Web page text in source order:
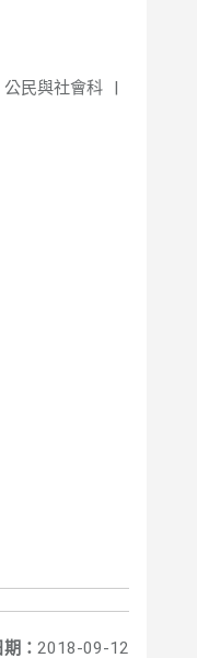
公民與社會科 |
： 2018-09-12